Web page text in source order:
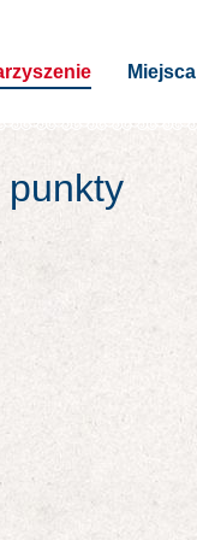
Miejsca